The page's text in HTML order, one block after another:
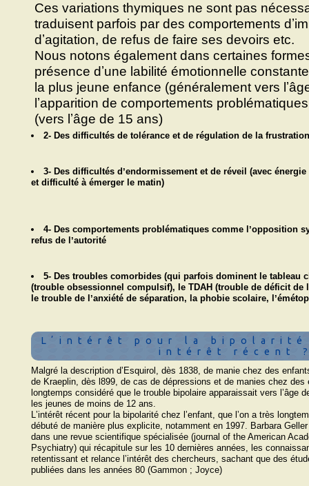
Ces variations thymiques ne sont pas
traduisent parfois par des comportements
dʼagitation, de refus de faire ses devoirs etc.
Nous notons également dans certaines
présence dʼune labilité émotionnelle
la plus jeune enfance (généralement vers
lʼapparition de comportements
(vers lʼâge de 15 ans)
2- Des difficultés de tolérance et de régulation de la frustration
3- Des difficultés dʼendormissement et de réveil (avec
et difficulté à émerger le matin)
4- Des comportements problématiques comme lʼopposition
refus de lʼautorité
5- Des troubles comorbides (qui parfois dominent le tableau
(trouble obsessionnel compulsif), le TDAH (trouble de déficit de
le trouble de lʼanxiété de séparation, la phobie scolaire,
Lʼintérêt pour la
intérêt récent
Malgré la description dʼEsquirol, dès 1838, de manie chez des
de Kraeplin, dès l899, de cas de dépressions et de manies chez
longtemps considéré que le trouble bipolaire apparaissait vers lʼâge
les jeunes de moins de 12 ans.
Lʼintérêt récent pour la bipolarité chez lʼenfant, que lʼon a très
débuté de manière plus explicite, notamment en 1997. Barbara
dans une revue scientifique spécialisée (journal of the American
Psychiatry) qui récapitule sur les 10 dernières années, les
retentissant et relance lʼintérêt des chercheurs, sachant que des
publiées dans les années 80 (Gammon ; Joyce)